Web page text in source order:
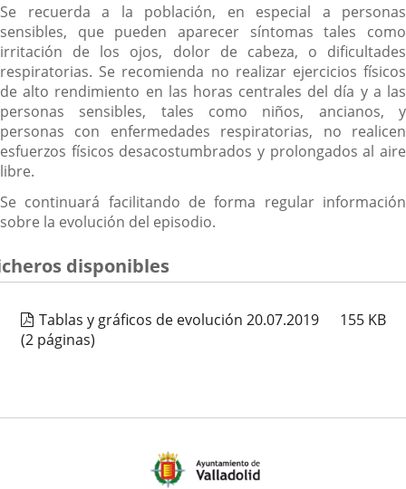
Se recuerda a la población, en especial a personas
sensibles, que pueden aparecer síntomas tales como
irritación de los ojos, dolor de cabeza, o dificultades
respiratorias. Se recomienda no realizar ejercicios físicos
de alto rendimiento en las horas centrales del día y a las
personas sensibles, tales como niños, ancianos, y
personas con enfermedades respiratorias, no realicen
esfuerzos físicos desacostumbrados y prolongados al aire
libre.
Se continuará facilitando de forma regular información
sobre la evolución del episodio.
disponibles
Tablas y gráficos de evolución 20.07.2019 155 KB
(2 páginas)